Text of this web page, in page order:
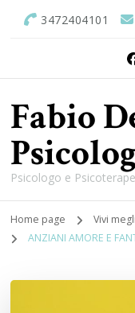
3472404101
Fabio
Psicologo e
Home page Vivi
ANZIANI AMORE E